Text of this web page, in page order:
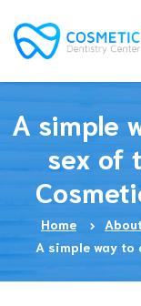
A simple
sex of
Home
A simple way to